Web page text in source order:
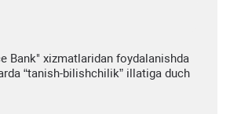
Bank" xizmatlaridan foydalanishda
“tanish-bilishchilik” illatiga duch